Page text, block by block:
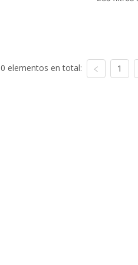
0 elementos en total: 1